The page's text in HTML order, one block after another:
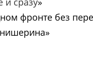
фронте без